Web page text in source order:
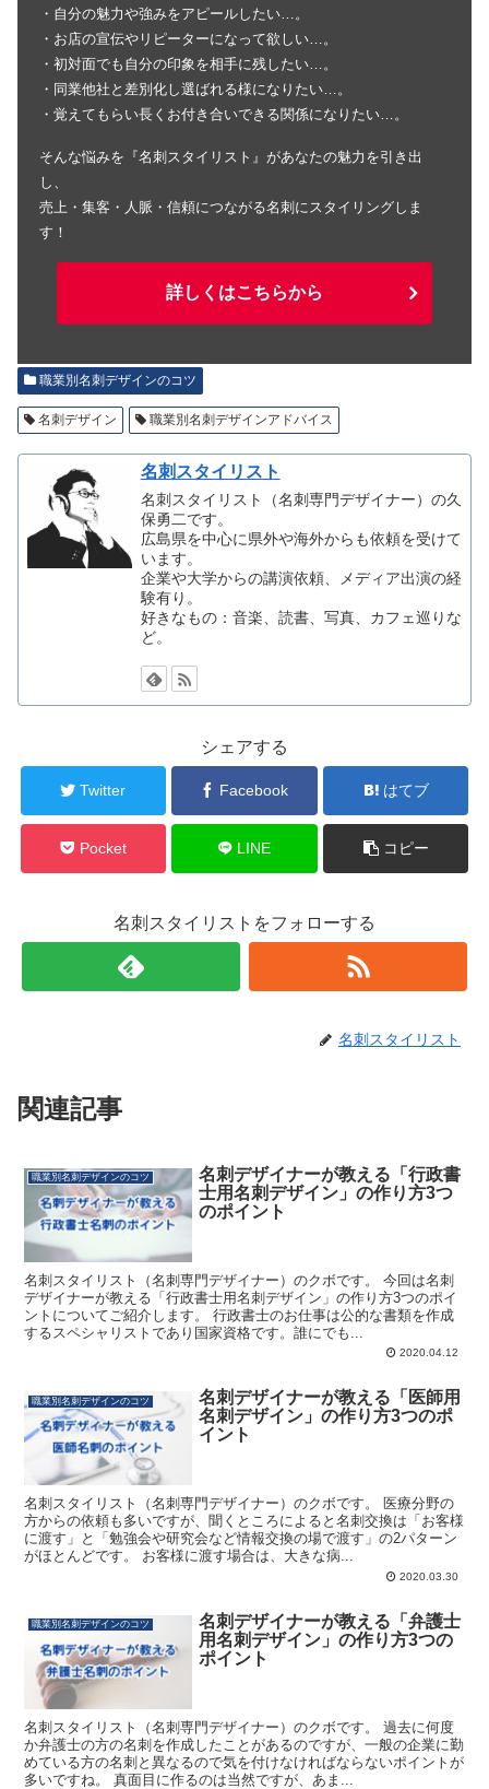
・自分の魅力や強みをアピールしたい…。
・お店の宣伝やリピーターになって欲しい…。
・初対面でも自分の印象を相手に残したい…。
・同業他社と差別化し選ばれる様になりたい…。
・覚えてもらい長くお付き合いできる関係になりたい…。
そんな悩みを『名刺スタイリスト』があなたの魅力を引き出
し、
売上・集客・人脈・信頼につながる名刺にスタイリングしま
す！
詳しくはこちらから
職業別名刺デザインのコツ
名刺デザイン 職業別名刺デザインアドバイス
名刺スタイリスト
名刺スタイリスト（名刺専門デザイナー）の久
保勇二です。
広島県を中心に県外や海外からも依頼を受けて
います。
企業や大学からの講演依頼、メディア出演の経
験有り。
好きなもの：音楽、読書、写真、カフェ巡りな
ど。
シェアする
Twitter Facebook はてブ
Pocket LINE コピー
名刺スタイリストをフォローする
名刺スタイリスト
関連記事
職業別名刺デザインのコツ
名刺デザイナーが教える「行政書
士用名刺デザイン」の作り方3つ
のポイント
名刺スタイリスト（名刺専門デザイナー）のクボです。 今回は名刺
デザイナーが教える「行政書士用名刺デザイン」の作り方3つのポイ
ントについてご紹介します。 行政書士のお仕事は公的な書類を作成
するスペシャリストであり国家資格です。誰にでも...
2020.04.12
職業別名刺デザインのコツ
名刺デザイナーが教える「医師用
名刺デザイン」の作り方3つのポ
イント
名刺スタイリスト（名刺専門デザイナー）のクボです。 医療分野の
方からの依頼も多いですが、聞くところによると名刺交換は「お客様
に渡す」と「勉強会や研究会など情報交換の場で渡す」の2パターン
がほとんどです。 お客様に渡す場合は、大きな病...
2020.03.30
職業別名刺デザインのコツ
名刺デザイナーが教える「弁護士
用名刺デザイン」の作り方3つの
ポイント
名刺スタイリスト（名刺専門デザイナー）のクボです。 過去に何度
か弁護士の方の名刺を作成したことがあるのですが、一般の企業に勤
めている方の名刺と異なるので気を付けなければならないポイントが
多いですね。 真面目に作るのは当然ですが、あま...